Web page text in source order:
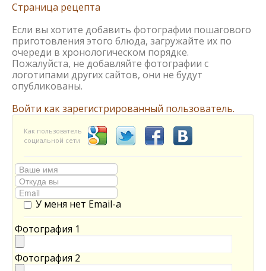
Страница рецепта
Если вы хотите добавить фотографии пошагового
приготовления этого блюда, загружайте их по
очереди в хронологическом порядке.
Пожалуйста, не добавляйте фотографии с
логотипами других сайтов, они не будут
опубликованы.
Войти как зарегистрированный пользователь.
Как пользователь
социальной сети
У меня нет Email-а
Фотография 1
Фотография 2